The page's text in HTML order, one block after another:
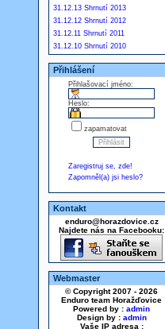
31.12.13 Shrnutí 2013
31.12.12 Shrnutí 2012
31.12.11 Shrnutí 2011
31.12.10 Shrnutí 2010
Přihlášení
Přihlašovací jméno:
Heslo:
zapamatovat
Zaregistruj se, zde!
Zapomněl(a) jsi heslo?
Kontakt
enduro@horazdovice.cz
Najdete nás na Facebooku:
Webmaster
© Copyright 2007 - 2026
Enduro team Horažďovice
Powered by : admin
Design by : admin
Vaše IP adresa :